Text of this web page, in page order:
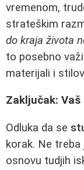
vremenom,
strateškim
do kraja života
to posebno
materijali i
Zaključak:
Odluka da se
korak. Ne
osnovu tudjih